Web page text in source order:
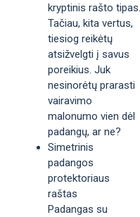
kryptinis rašto tipas.
Tačiau, kita vertus,
tiesiog reikėtų
atsižvelgti į savus
poreikius. Juk
nesinorėtų prarasti
vairavimo
malonumo vien dėl
padangų, ar ne?
Simetrinis
padangos
protektoriaus
raštas
Padangas su